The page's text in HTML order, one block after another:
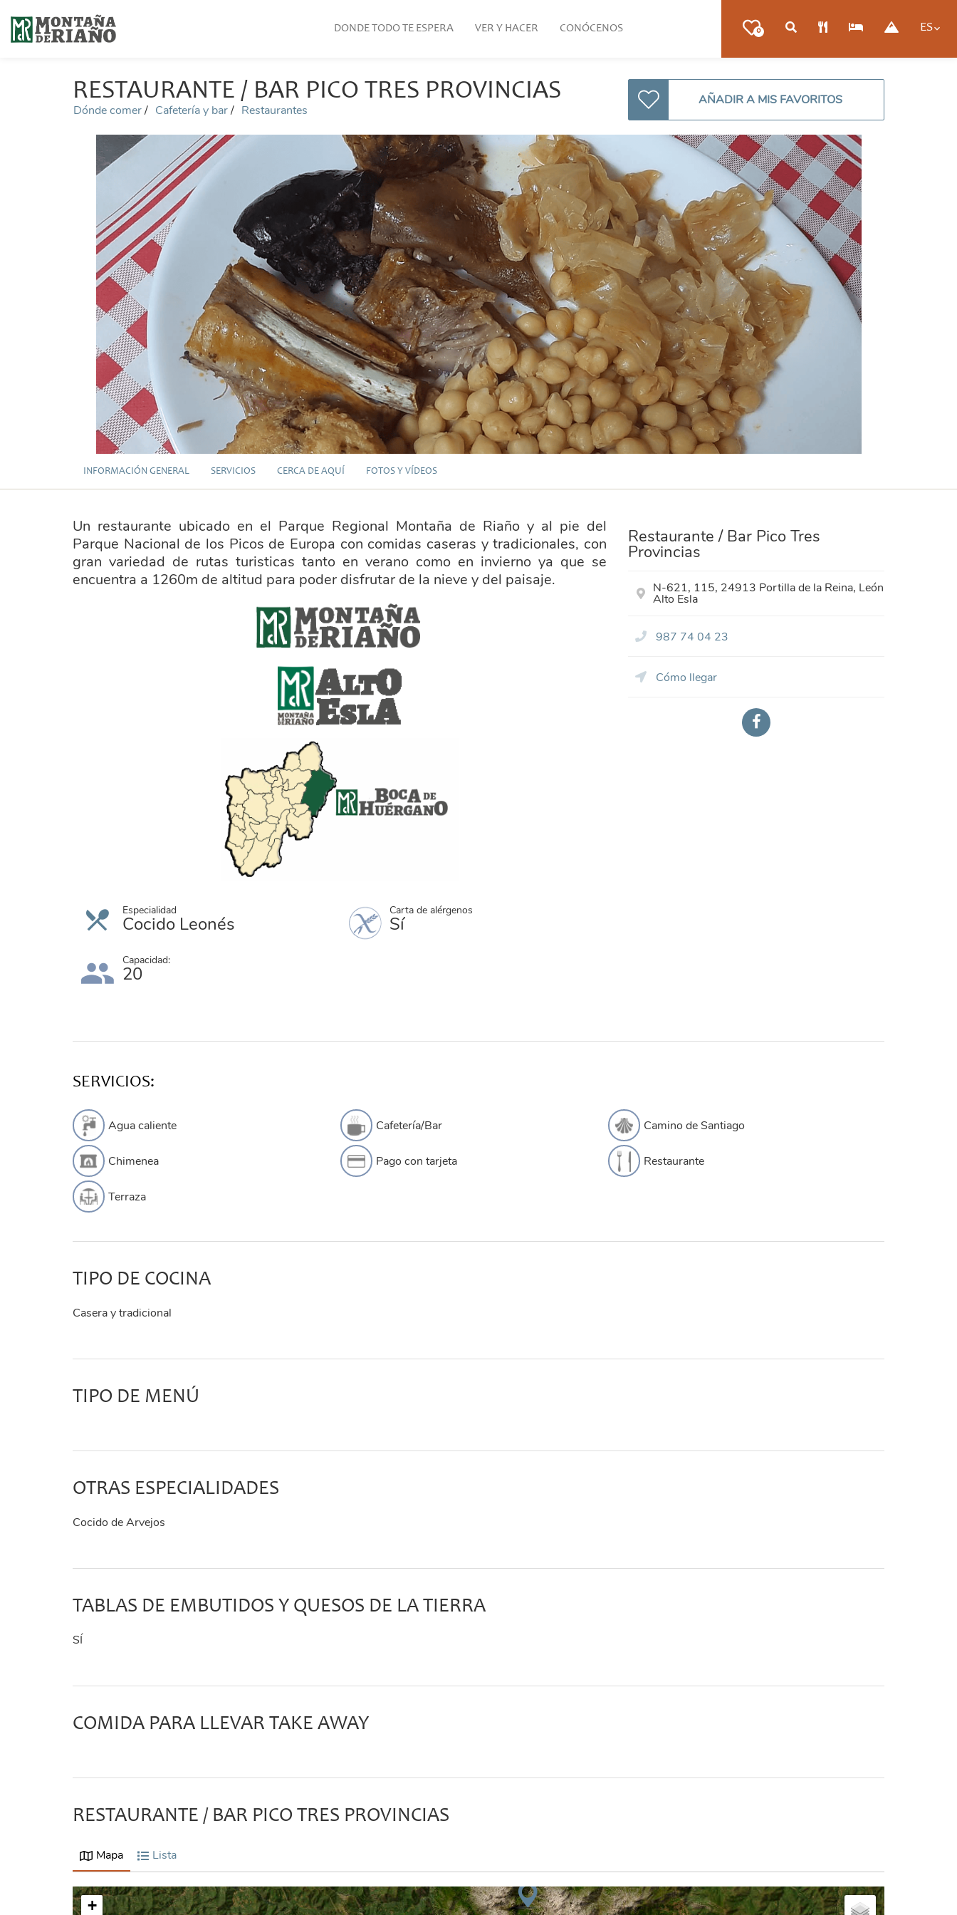
0 ES
DONDE TODO TE ESPERA VER Y HACER CONÓCENOS
RESTAURANTE / BAR PICO TRES PROVINCIAS
Dónde comer Cafetería y bar Restaurantes
AÑADIR A MIS FAVORITOS
INFORMACIÓN GENERAL SERVICIOS CERCA DE AQUÍ FOTOS Y VÍDEOS
Un restaurante ubicado en el Parque Regional Montaña de Riaño y al pie del
Parque Nacional de los Picos de Europa con comidas caseras y tradicionales, con
gran variedad de rutas turisticas tanto en verano como en invierno ya que se
encuentra a 1260m de altitud para poder disfrutar de la nieve y del paisaje.
marca_montana_riano_transpar_.png
Especialidad
Cocido Leonés
Carta de alérgenos
Sí
Capacidad:
20
Restaurante / Bar Pico Tres
Provincias
N-621, 115, 24913 Portilla de la Reina, León
Alto Esla
987 74 04 23
Cómo llegar
SERVICIOS:
Agua caliente Cafetería/Bar Camino de Santiago
Chimenea Pago con tarjeta Restaurante
Terraza
TIPO DE COCINA
Casera y tradicional
TIPO DE MENÚ
OTRAS ESPECIALIDADES
Cocido de Arvejos
TABLAS DE EMBUTIDOS Y QUESOS DE LA TIERRA
SÍ
COMIDA PARA LLEVAR TAKE AWAY
RESTAURANTE / BAR PICO TRES PROVINCIAS
Mapa Lista
+